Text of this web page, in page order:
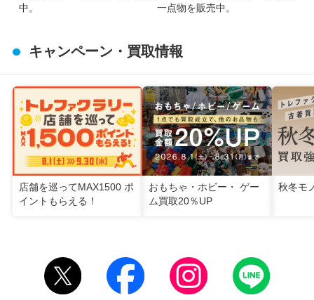
中。
一点物を販売中。
キャンペーン・買取情報
店舗を巡ってMAX1500 ポ
イントもらえる！
おもちゃ・ホビー・ ゲー
ム買取20％UP
秋冬モ